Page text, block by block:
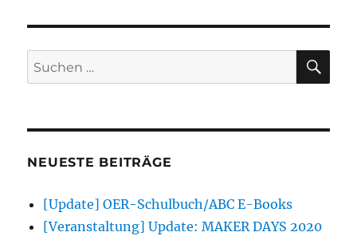
Suchen
nach:
NEUESTE BEITRÄGE
[Update] OER-Schulbuch/ABC E-Books
[Veranstaltung] Update: MAKER DAYS 2020